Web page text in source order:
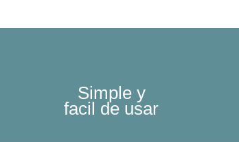
Simple y
facil de usar